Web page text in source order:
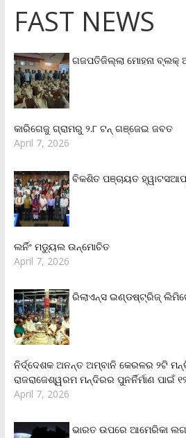
FAST NEWS
ଗଜପତିଜିଲ୍ଲା ମୋହନା ବ୍ଲକ୍‌
କାରିଗେଜୁ ଗ୍ରାମରୁ ୨.୮ ଟନ୍ ଗଞ୍ଜେଇ ଜବତ
April 7, 2026
ବିକଶିତ ପଞ୍ଚାୟତ
ଲର୍ନିଂ ମଡ୍ୟୁଲ ଉନ୍ମୋଚିତ
April 7, 2026
ରିଲାଏନ୍‌ସ ଇଣ୍ଡଷ୍ଟ୍ରିଜ୍
ନିର୍ଦ୍ଦେଶକ ଅନନ୍ତ ଅମ୍ବାନି କେରଳର ୨ଟି
ରାଜରାଜେଶ୍ୱରମ ମନ୍ଦିରର ପୁନର୍ନିର୍ମାଣ ପାଇଁ
April 7, 2026
ଭାରତ ଉପରେ ଆମେରିକା